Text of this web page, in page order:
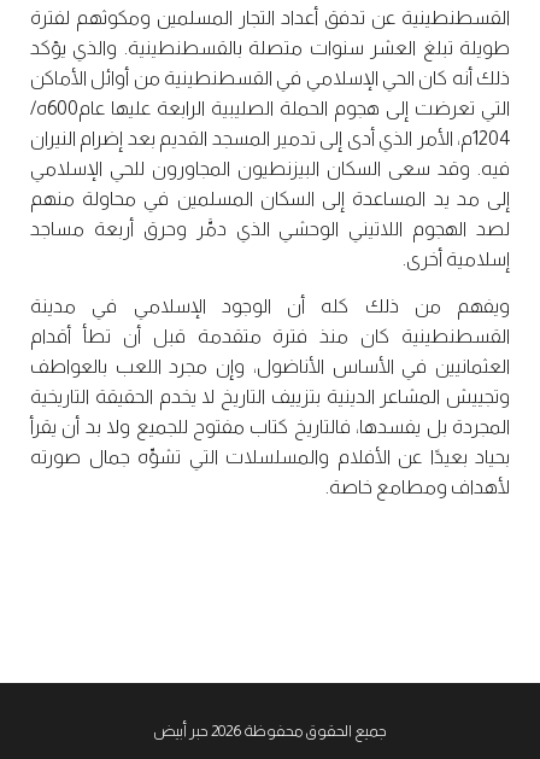
القسطنطينية عن تدفق أعداد التجار المسلمين ومكوثهم لفترة
طويلة تبلغ العشر سنوات متصلة بالقسطنطينية. والذي يؤكد
ذلك أنه كان الحي الإسلامي في القسطنطينية من أوائل الأماكن
التي تعرضت إلى هجوم الحملة الصليبية الرابعة عليها عام600ه/
1204م، الأمر الذي أدى إلى تدمير المسجد القديم بعد إضرام النيران
فيه. وقد سعى السكان البيزنطيون المجاورون للحي الإسلامي
إلى مد يد المساعدة إلى السكان المسلمين في محاولة منهم
لصد الهجوم اللاتيني الوحشي الذي دمَّر وحرق أربعة مساجد
إسلامية أخرى.
ويفهم من ذلك كله أن الوجود الإسلامي في مدينة
القسطنطينية كان منذ فترة متقدمة قبل أن تطأ أقدام
العثمانيين في الأساس الأناضول، وإن مجرد اللعب بالعواطف
وتجييش المشاعر الدينية بتزييف التاريخ لا يخدم الحقيقة التاريخية
المجردة بل يفسدها، فالتاريخ كتاب مفتوح للجميع ولا بد أن يقرأ
بحياد بعيدًا عن الأفلام والمسلسلات التي تشوِّه جمال صورته
لأهداف ومطامع خاصة.
جميع الحقوق محفوظة 2026 حبر أبيض